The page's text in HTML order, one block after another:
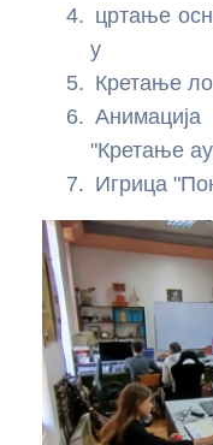
цртање
у
Кретање
"Кретање
Игрица